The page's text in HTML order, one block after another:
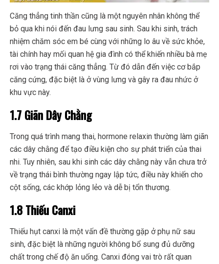
Căng thẳng tinh thần cũng là một nguyên nhân không thể
bỏ qua khi nói đến đau lưng sau sinh. Sau khi sinh, trách
nhiệm chăm sóc em bé cùng với những lo âu về sức khỏe,
tài chính hay mối quan hệ gia đình có thể khiến nhiều bà mẹ
rơi vào trạng thái căng thẳng. Từ đó dẫn đến việc cơ bắp
căng cứng, đặc biệt là ở vùng lưng và gây ra đau nhức ở
khu vực này.
1.7 Giãn Dây Chằng
Trong quá trình mang thai, hormone relaxin thường làm giãn
các dây chằng để tạo điều kiện cho sự phát triển của thai
nhi. Tuy nhiên, sau khi sinh các dây chằng này vẫn chưa trở
về trạng thái bình thường ngay lập tức, điều này khiến cho
cột sống, các khớp lỏng lẻo và dễ bị tổn thương.
1.8 Thiếu Canxi
Thiếu hụt canxi là một vấn đề thường gặp ở phụ nữ sau
sinh, đặc biệt là những người không bổ sung đủ dưỡng
chất trong chế độ ăn uống. Canxi đóng vai trò rất quan